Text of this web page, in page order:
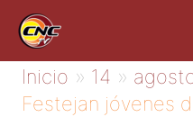
contenido
Inicio 14
Festejan jóvenes